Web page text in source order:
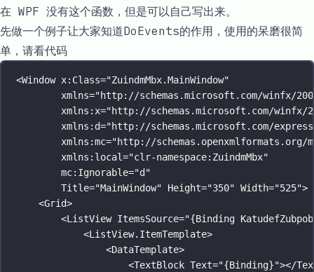
在 WPF 没有这个函数，但是可以自己写出来。
先做一个例子让大家知道DoEvents的作用，使用的呆磨很简
单，请看代码
<Window x:Class="ZuindmMbx.MainWindow"
xmlns="http://schemas.microsoft.com/winfx/
xmlns :x="http://schemas.microsoft.com/winfx/
xmlns : d="http://schemas.microsoft.com/
xmlns :mc="http://schemas.openxmlformats.org/
xmlns : local="clr-namespace:ZuindmMbx"
mc: Ignorable="d "
Title="MainWindow" Height="350" Width="525">
<Grid>
<ListView ItemsSource="{Binding
<ListView.ItemTemplate>
<DataTemplate>
<TextBlock Text="{Binding}"></